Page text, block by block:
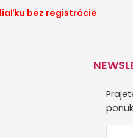
bez registrácie